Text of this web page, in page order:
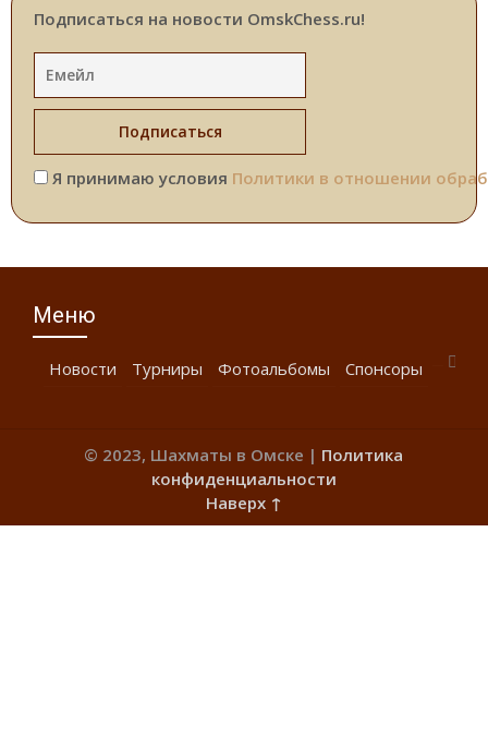
Подписаться на новости OmskChess.ru!
Я принимаю условия Политики в отношении
Меню
Новости Турниры Фотоальбомы Спонсоры
© 2023, Шахматы в Омске | Политика
конфиденциальности
Наверх ↑